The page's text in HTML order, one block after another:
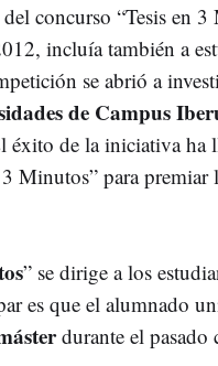
concurso “Tesis en
incluía también a
se abrió a
de Campus
éxito de la iniciativa ha
Minutos” para
” se dirige a los
es que el alumnado
durante el pasado